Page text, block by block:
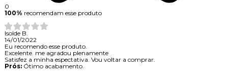
0
100% recomendam esse produto
Isolde B.
14/01/2022
Eu recomendo esse produto.
Excelente. me agradou plenamente
Satisfez a minha espectativa. Vou voltar a comprar.
Prós: Ótimo acabamento.